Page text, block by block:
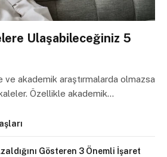
Ulaşabileceğiniz 5
akademik araştırmalarda olmazsa
Özellikle akademik…
Gösteren 3 Önemli İşaret